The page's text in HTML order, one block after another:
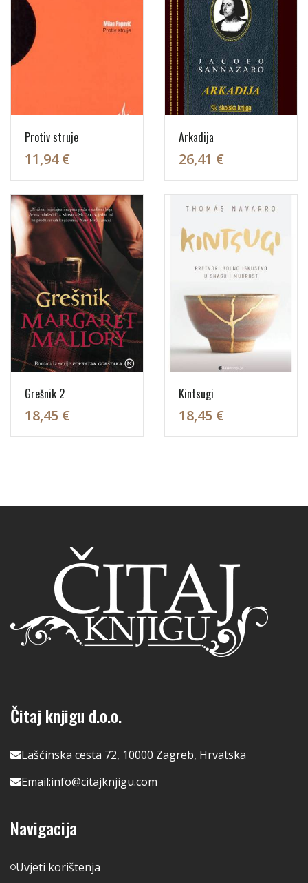
Protiv struje
11,94 €
Arkadija
26,41 €
Grešnik 2
18,45 €
Kintsugi
18,45 €
Čitaj knjigu d.o.o.
Lašćinska cesta 72, 10000 Zagreb, Hrvatska
Email:info@citajknjigu.com
Navigacija
Uvjeti korištenja